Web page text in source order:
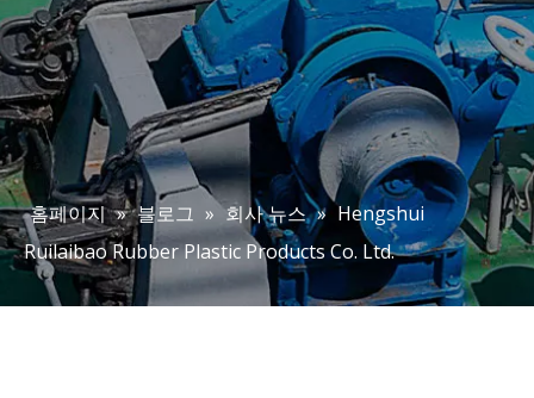
홈페이지 » 블로그 » 회사 뉴스 » Hengshui
Ruilaibao Rubber Plastic Products Co. Ltd.